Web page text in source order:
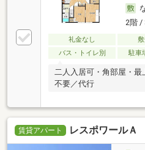
2階 /
礼金なし
バス・トイレ別
駐車
二人入居可・角部屋・最
不要／代行
賃貸アパート レスポワールＡ